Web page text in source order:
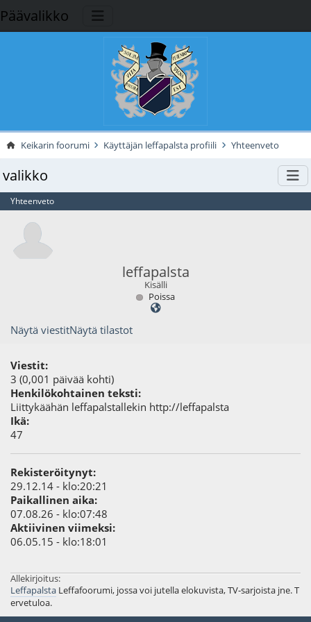
Päävalikko
Keikarin foorumi Käyttäjän leffapalsta profiili Yhteenveto
valikko
Yhteenveto
leffapalsta
Kisälli
Poissa
Näytä viestitNäytä tilastot
Viestit:
3 (0,001 päivää kohti)
Henkilökohtainen teksti:
Liittykäähän leffapalstallekin http://leffapalsta
Ikä:
47
Rekisteröitynyt:
29.12.14 - klo:20:21
Paikallinen aika:
07.08.26 - klo:07:48
Aktiivinen viimeksi:
06.05.15 - klo:18:01
Allekirjoitus:
LeffapalstaLeffafoorumi, jossa voi jutella elokuvista, TV-sarjoista jne. T
ervetuloa.